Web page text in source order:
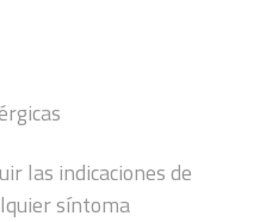
las indicaciones de
síntoma